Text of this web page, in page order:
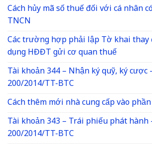
Cách hủy mã số thuế đối với cá nhân
TNCN
Các trường hợp phải lập Tờ khai
dụng HĐĐT gửi cơ quan thuế
Tài khoản 344 – Nhận ký quỹ, ký
200/2014/TT-BTC
Cách thêm mới nhà cung cấp vào
Tài khoản 343 – Trái phiếu phát
200/2014/TT-BTC